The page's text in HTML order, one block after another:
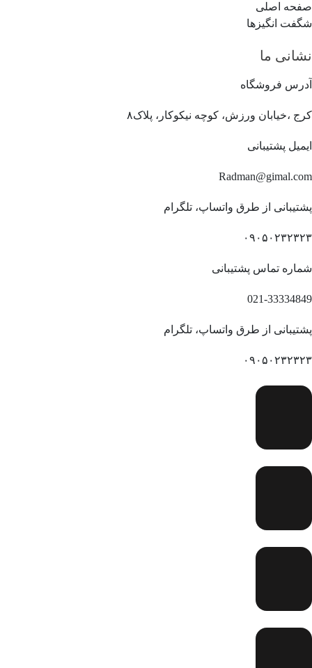
صفحه اصلی
شگفت انگیزها
نشانی ما
آدرس فروشگاه
کرج ،خیابان ورزش، کوچه نیکوکار، پلاک۸
ایمیل پشتیبانی
Radman@gimal.com
پشتیبانی از طرق واتساپ، تلگرام
۰۹۰۵۰۲۳۲۳۲۳
شماره تماس پشتیبانی
021-33334849
پشتیبانی از طرق واتساپ، تلگرام
۰۹۰۵۰۲۳۲۳۲۳